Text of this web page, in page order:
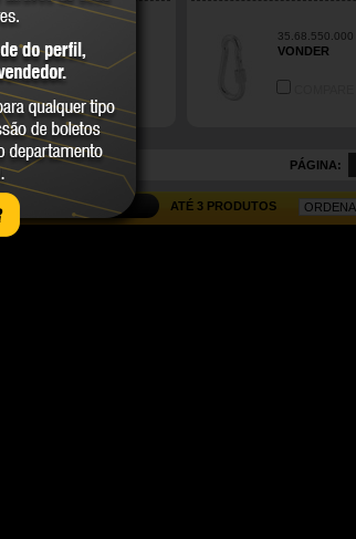
VONDER
COMPARE
35.68.550.000
VONDER
PÁGINA:
COMPARAR ATÉ 3 PRODUTOS